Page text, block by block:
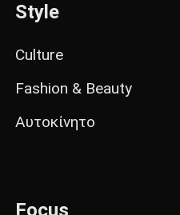
Style
Culture
Fashion & Beauty
Αυτοκίνητο
Focus